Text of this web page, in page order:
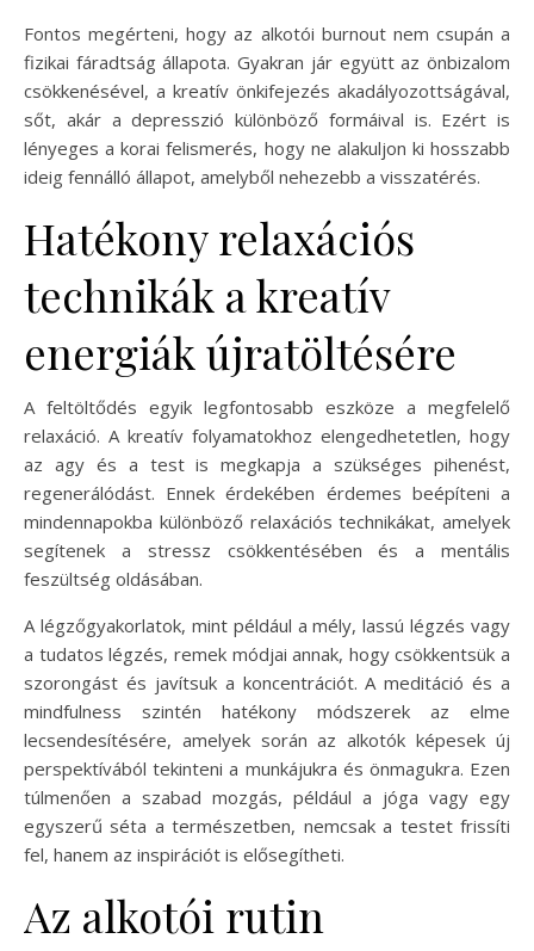
Fontos megérteni, hogy az alkotói burnout nem csupán a
fizikai fáradtság állapota. Gyakran jár együtt az önbizalom
csökkenésével, a kreatív önkifejezés akadályozottságával,
sőt, akár a depresszió különböző formáival is. Ezért is
lényeges a korai felismerés, hogy ne alakuljon ki hosszabb
ideig fennálló állapot, amelyből nehezebb a visszatérés.
Hatékony relaxációs
technikák a kreatív
energiák újratöltésére
A feltöltődés egyik legfontosabb eszköze a megfelelő
relaxáció. A kreatív folyamatokhoz elengedhetetlen, hogy
az agy és a test is megkapja a szükséges pihenést,
regenerálódást. Ennek érdekében érdemes beépíteni a
mindennapokba különböző relaxációs technikákat, amelyek
segítenek a stressz csökkentésében és a mentális
feszültség oldásában.
A légzőgyakorlatok, mint például a mély, lassú légzés vagy
a tudatos légzés, remek módjai annak, hogy csökkentsük a
szorongást és javítsuk a koncentrációt. A meditáció és a
mindfulness szintén hatékony módszerek az elme
lecsendesítésére, amelyek során az alkotók képesek új
perspektívából tekinteni a munkájukra és önmagukra. Ezen
túlmenően a szabad mozgás, például a jóga vagy egy
egyszerű séta a természetben, nemcsak a testet frissíti
fel, hanem az inspirációt is elősegítheti.
Az alkotói rutin